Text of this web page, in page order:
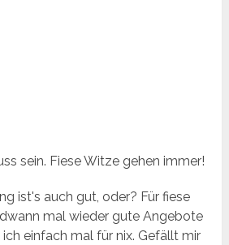
sein. Fiese Witze gehen immer!
ist's auch gut, oder? Für fiese
mal wieder gute Angebote
ich einfach mal für nix. Gefällt mir